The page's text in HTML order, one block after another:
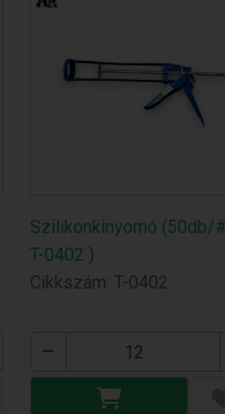
Szilikonkinyomó (50db/
T-0402 )
Cikkszám: T-0402